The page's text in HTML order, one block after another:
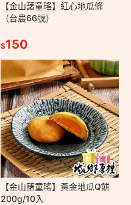
【金山藷童瑤】紅心地瓜條
（台農66號）
$150
【金山藷童瑤】黃金地瓜Q餅
200g/10入